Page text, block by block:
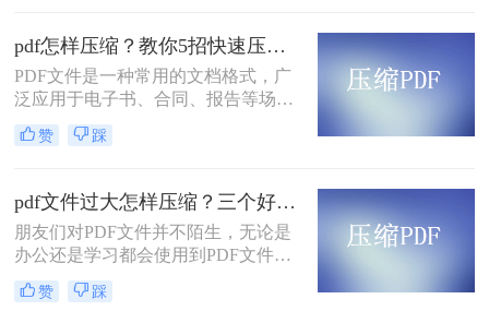
怎么压缩最小呢?下面小编将分享3种
简单的方法，让你可以轻松将PDF文
件变小。
pdf怎样压缩？教你5招快速压缩！
PDF文件是一种常用的文档格式，广
泛应用于电子书、合同、报告等场
景。由于PDF文件通常包含大量的文
本和图像信息，它们可能会占用大量
变慢，存储空间不足等问题。因此，
对PDF文件进行压缩是非常必要的。
下面将介绍几种常见的pdf怎样压缩方
法。
赞 踩
pdf文件过大怎样压缩？三个好用的压缩方法学习一下！
朋友们对PDF文件并不陌生，无论是
办公还是学习都会使用到PDF文件，
对于广大的办公白领来讲，最大的难
题不是编辑PDF文件，而是如何存储
赞 踩